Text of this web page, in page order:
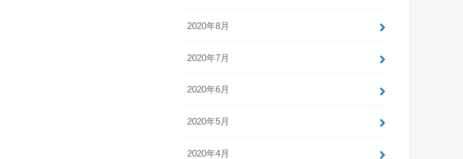
2020年8月
2020年7月
2020年6月
2020年5月
2020年4月